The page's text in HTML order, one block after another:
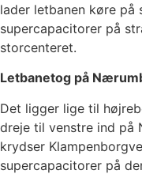
lader letbanen køre
supercapacitorer på
storcenteret.
Letbanetog på
Det ligger lige til
dreje til venstre ind på
krydser
supercapacitorer på